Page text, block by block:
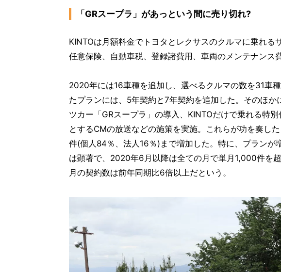
「GRスープラ」があっという間に売り切れ?
KINTOは月額料金でトヨタとレクサスのクルマに乗れる
任意保険、自動車税、登録諸費用、車両のメンテナンス
2020年には16車種を追加し、選べるクルマの数を31車
たプランには、5年契約と7年契約を追加した。そのほ
ツカー「GRスープラ」の導入、KINTOだけで乗れる特
とするCMの放送などの施策を実施。これらが功を奏し
件(個人84％、法人16％)まで増加した。特に、プラン
は顕著で、2020年6月以降は全ての月で単月1,000件を
月の契約数は前年同期比6倍以上だという。